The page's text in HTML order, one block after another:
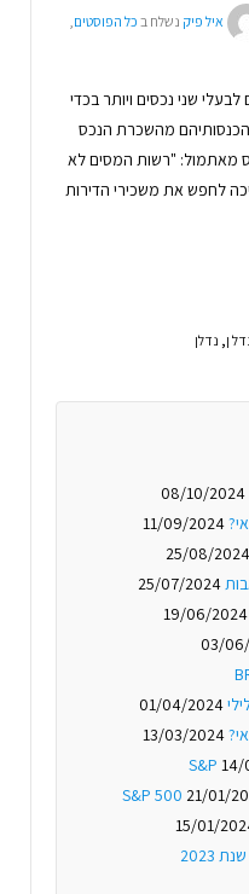
איל פיק נשלח ב כל הפוסטים
שני נכסים ויותר בכדי
מהשכרת הנכס
מאתמול: "רשות המסים לא
לחפש את משכירי הדירות
ן, נדלן
08/10/2024
11/09/2024
25/08/2024
25/07/2024
19/06/2024
03/
01/04/2024
13/03/2024
14/
21/01/
15/01/